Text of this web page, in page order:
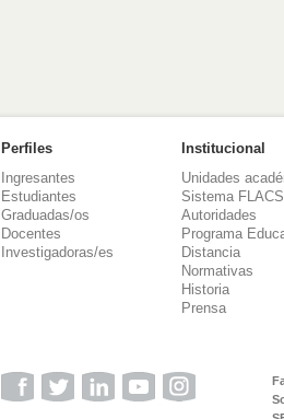
Perfiles
Ingresantes
Estudiantes
Graduadas/os
Docentes
Investigadoras/es
Institucional
Unidades
Sistema
Autoridades
Programa
Distancia
Normativas
Historia
Prensa